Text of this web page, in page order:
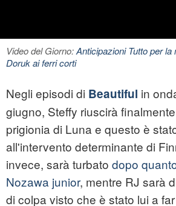
Video del Giorno:Anticipazioni Tutto per
Doruk ai ferri corti
Negli episodi di Beautiful in
giugno, Steffy riuscirà
prigionia di Luna e questo è
all'intervento determinante di
invece, sarà turbato dopo
Nozawa junior, mentre RJ sarà
di colpa visto che è stato lui a